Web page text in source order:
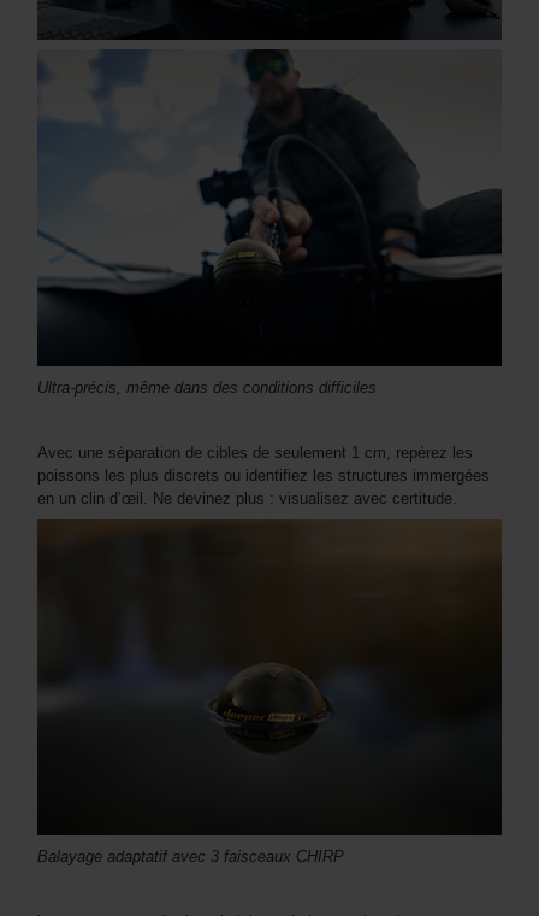
Ultra-précis, même dans des conditions difficiles
Avec une séparation de cibles de seulement 1 cm, repérez les
poissons les plus discrets ou identifiez les structures immergées
en un clin d’œil. Ne devinez plus : visualisez avec certitude.
Balayage adaptatif avec 3 faisceaux CHIRP